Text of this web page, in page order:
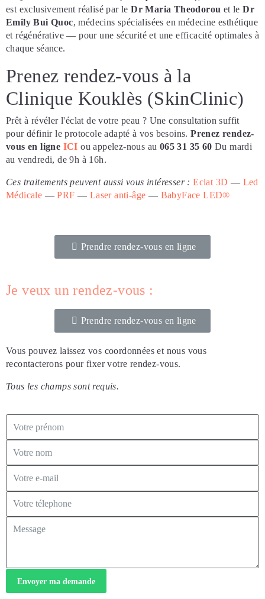
est exclusivement réalisé par leDr Maria Theodorou et leDr
Emily Bui Quoc, médecins spécialisées en médecine esthétique
et régénérative — pour une sécurité et une efficacité optimales à
chaque séance.
Prenez rendez-vous à la
Clinique Kouklès (SkinClinic)
Prêt à révéler l'éclat de votre peau ? Une consultation suffit
pour définir le protocole adapté à vos besoins.Prenez rendez-
vous en ligne ICIou appelez-nous au 065 31 35 60 Du mardi
au vendredi, de 9h à 16h.
Ces traitements peuvent aussi vous intéresser : Eclat 3D — Led
Médicale —PRF — Laser anti-âge — BabyFace LED®
Prendre rendez-vous en ligne
Je veux un rendez-vous :
Prendre rendez-vous en ligne
Vous pouvez laissez vos coordonnées et nous vous
recontacterons pour fixer votre rendez-vous.
Tous les champs sont requis.
Envoyer ma demande